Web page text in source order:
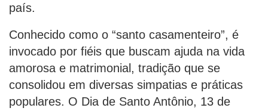
país.
Conhecido como o “santo casamenteiro”, é
invocado por fiéis que buscam ajuda na vida
amorosa e matrimonial, tradição que se
consolidou em diversas simpatias e práticas
populares. O Dia de Santo Antônio, 13 de